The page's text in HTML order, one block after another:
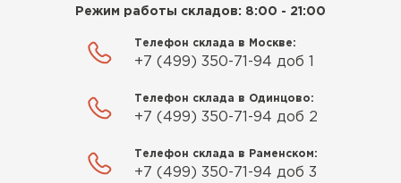
Режим работы складов: 8:00 - 21:00
Телефон склада в Москве:
+7 (499) 350-71-94 доб 1
Телефон склада в Одинцово:
+7 (499) 350-71-94 доб 2
Телефон склада в Раменском:
+7 (499) 350-71-94 доб 3